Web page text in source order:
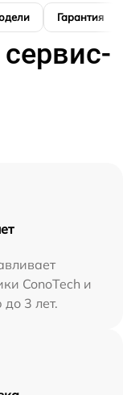
Гарантия
ConoTech и
3 лет.